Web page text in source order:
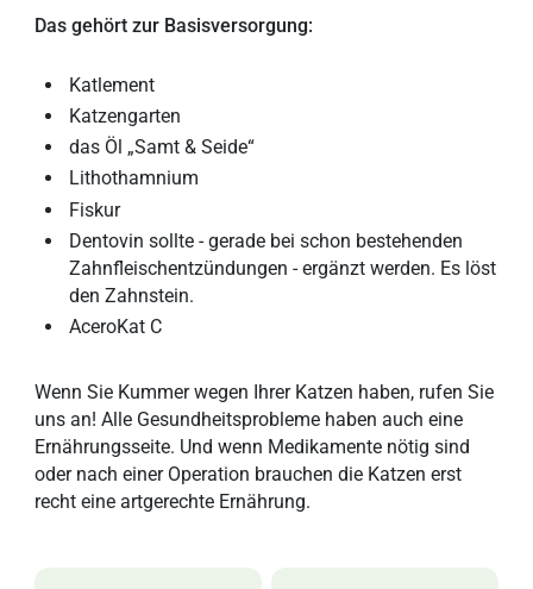
Das gehört zur Basisversorgung:
Katlement
Katzengarten
das Öl „Samt & Seide“
Lithothamnium
Fiskur
Dentovin sollte - gerade bei schon bestehenden
Zahnfleischentzündungen - ergänzt werden. Es löst
den Zahnstein.
AceroKat C
Wenn Sie Kummer wegen Ihrer Katzen haben, rufen Sie
uns an! Alle Gesundheitsprobleme haben auch eine
Ernährungsseite. Und wenn Medikamente nötig sind
oder nach einer Operation brauchen die Katzen erst
recht eine artgerechte Ernährung.